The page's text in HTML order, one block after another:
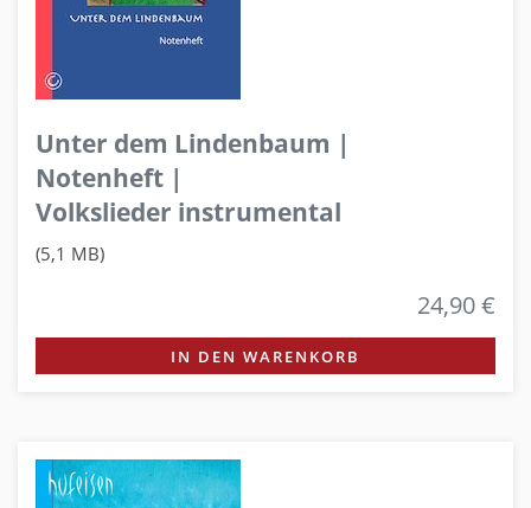
Unter dem Lindenbaum |
Notenheft |
Volkslieder instrumental
(5,1 MB)
24,90 €
IN DEN WARENKORB